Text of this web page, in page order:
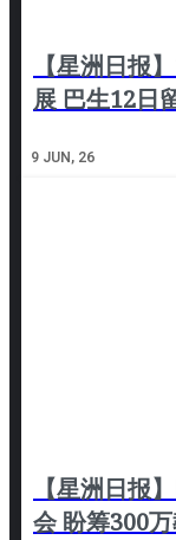
【星洲日报
展 巴生12日
9 JUN, 26
【星洲日报
会 盼筹300